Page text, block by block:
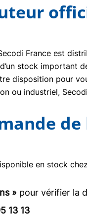
France est
stock important
disposition pour
ou industriel,
de
en stock
» pour vérifier la
13 13